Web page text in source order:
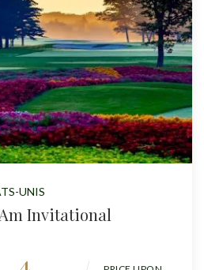
UNIS
Invitational